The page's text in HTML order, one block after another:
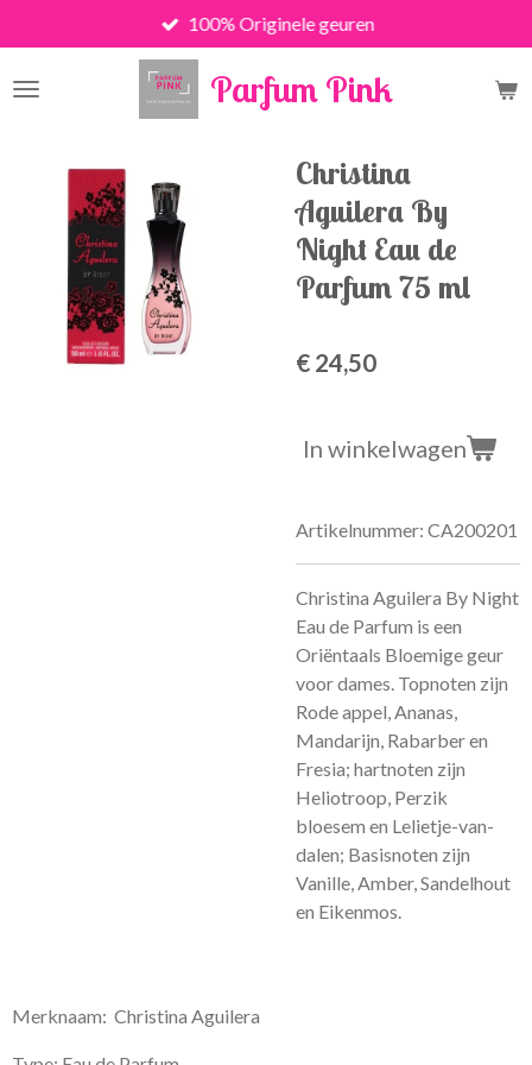
direct
naar
Parfum Pink
100% Originele geuren
Christina
Aguilera By
Night Eau de
Parfum 75 ml
€ 24,50
In winkelwagen
Artikelnummer: CA200201
Christina Aguilera By Night
Eau de Parfum is een
Oriëntaals Bloemige geur
voor dames. Topnoten zijn
Rode appel, Ananas,
Mandarijn, Rabarber en
Fresia; hartnoten zijn
Heliotroop, Perzik
bloesem en Lelietje-van-
dalen; Basisnoten zijn
Vanille, Amber, Sandelhout
en Eikenmos.
Merknaam: Christina Aguilera